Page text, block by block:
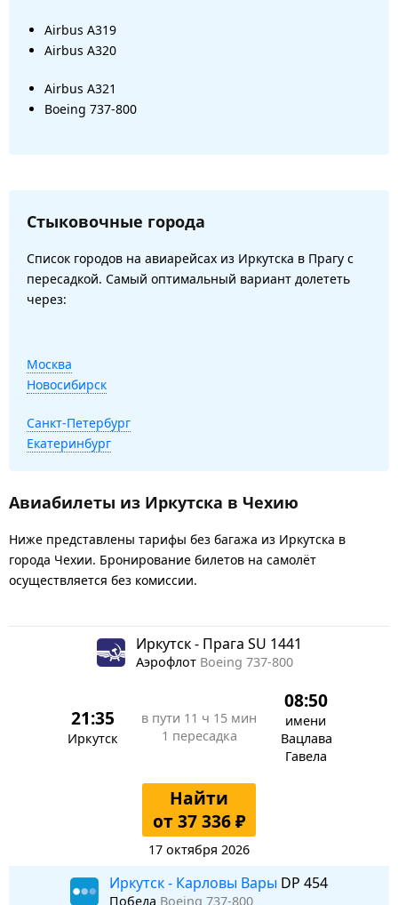
Airbus A319
Airbus A320
Airbus A321
Boeing 737-800
Стыковочные города
Список городов на авиарейсах из Иркутска в Прагу с
пересадкой. Самый оптимальный вариант долететь
через:
Москва
Новосибирск
Санкт-Петербург
Екатеринбург
Авиабилеты из Иркутска в Чехию
Ниже представлены тарифы без багажа из Иркутска в
города Чехии. Бронирование билетов на самолёт
осуществляется без комиссии.
Иркутск - Прага SU 1441
Аэрофлот Boeing 737-800
21:35
Иркутск
в пути 11 ч 15 мин
1 пересадка
08:50
имени
Вацлава
Гавела
Найти
от 37 336 ₽
17 октября 2026
Иркутск - Карловы Вары DP 454
Победа Boeing 737-800